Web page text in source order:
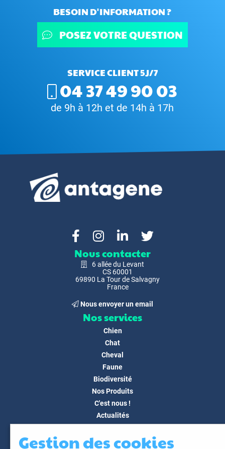
BESOIN D'INFORMATION ?
POSEZ VOTRE QUESTION
SERVICE CLIENT 5J/7
04 37 49 90 03
de 9h à 12h et de 14h à 17h
Nous contacter
6 allée du Levant
CS 60001
69890 La Tour de Salvagny
France
Nous envoyer un email
Nos services
Chien
Chat
Cheval
Faune
Biodiversité
Nos Produits
C'est nous !
Actualités
FAQ
Gestion des cookies